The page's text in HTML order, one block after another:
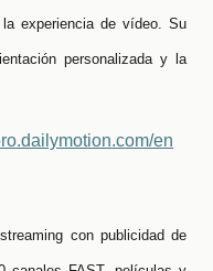
experiencia de vídeo. Su
personalizada y la
en
con publicidad de